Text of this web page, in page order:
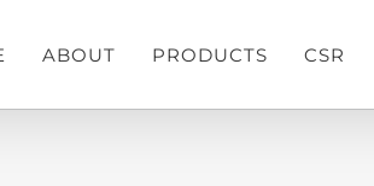
ABOUT PRODUCTS CSR